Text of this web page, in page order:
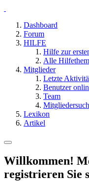
Dashboard
Forum
HILFE
Hilfe zur
Alle
Mitglieder
Letzte
Benutzer
Team
Lexikon
Artikel
Willkommen!
registrieren Sie